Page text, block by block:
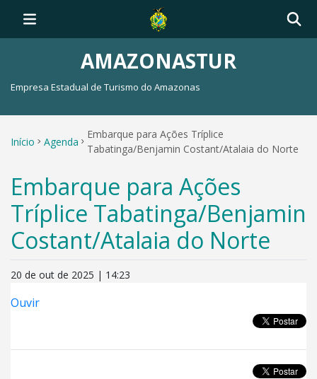
AMAZONASTUR
Empresa Estadual de Turismo do Amazonas
Início Agenda
Embarque para Ações Tríplice
Tabatinga/Benjamin Costant/Atalaia do Norte
Embarque para Ações
Tríplice Tabatinga/Benjamin
Costant/Atalaia do Norte
20 de out de 2025 | 14:23
Ouvir